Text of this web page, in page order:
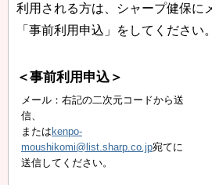
利用される方は、シャープ健保に
「事前利用申込」をしてください。
＜事前利用申込＞
メール：右記の二次元コードから送
信、
または kenpo-
moushikomi@list.sharp.co.jp宛てに
送信してください。